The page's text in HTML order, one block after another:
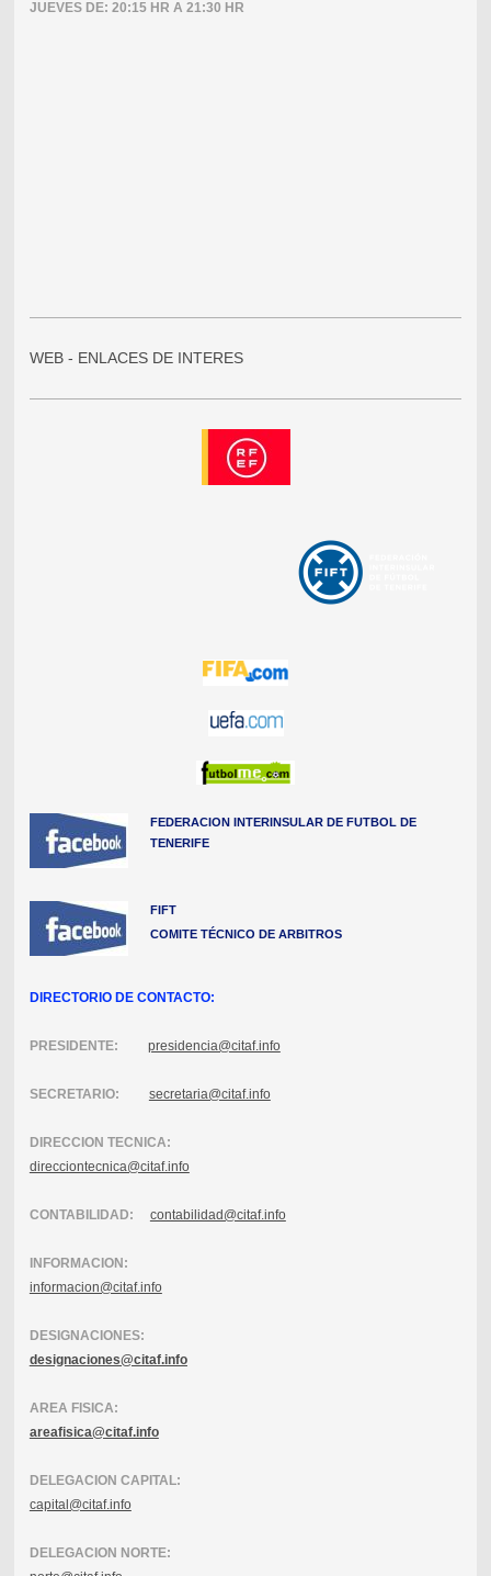
JUEVES DE: 20:15 HR A 21:30 HR
WEB - ENLACES DE INTERES
FEDERACION INTERINSULAR DE FUTBOL DE
TENERIFE
FIFT
COMITE TÉCNICO DE ARBITROS
DIRECTORIO DE CONTACTO:
PRESIDENTE: presidencia@citaf.info
SECRETARIO: secretaria@citaf.info
DIRECCION TECNICA:
direcciontecnica@citaf.info
CONTABILIDAD: contabilidad@citaf.info
INFORMACION:
informacion@citaf.info
DESIGNACIONES:
designaciones@citaf.info
AREA FISICA:
areafisica@citaf.info
DELEGACION CAPITAL:
capital@citaf.info
DELEGACION NORTE: